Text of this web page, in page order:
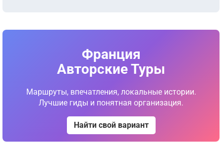
Франция
Авторские Туры
Маршруты, впечатления, локальные истории.
Лучшие гиды и понятная организация.
Найти свой вариант